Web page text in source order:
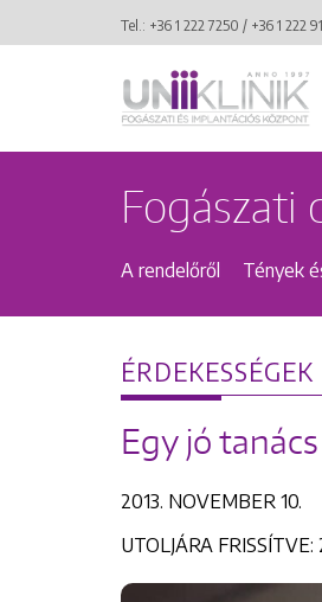
Tel.: +36 1 222 7250 / +36 1 222
Fogászati
A rendelőről Tények
ÉRDEKESSÉGEK
Egy jó
2013. NOVEMBER 10.
UTOLJÁRA FRISSÍTVE: